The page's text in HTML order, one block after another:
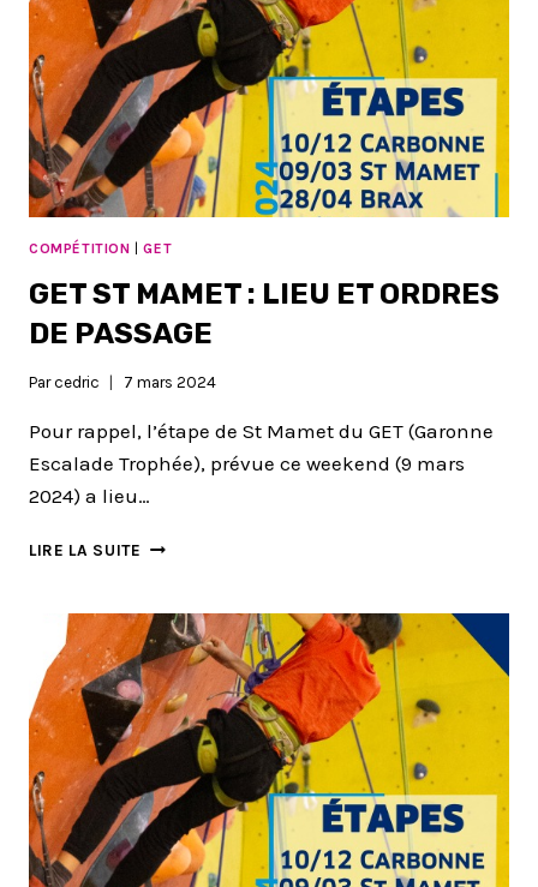
COMPÉTITION |GET
GET ST MAMET : LIEU ET ORDRES
DE PASSAGE
Par cedric 7 mars 2024
Pour rappel, l’étape de St Mamet du GET (Garonne
Escalade Trophée), prévue ce weekend (9 mars
2024) a lieu…
LIRE LA SUITE GET
:
LIEU
ET
ORDRES
DE
PASSAGE